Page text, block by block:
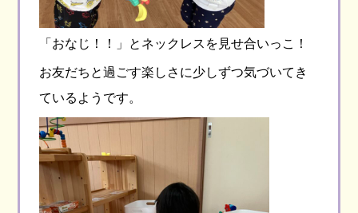
「おなじ！！」とネックレスを見せ合いっこ！
お友だちと過ごす楽しさに少しずつ気づいてき
ているようです。